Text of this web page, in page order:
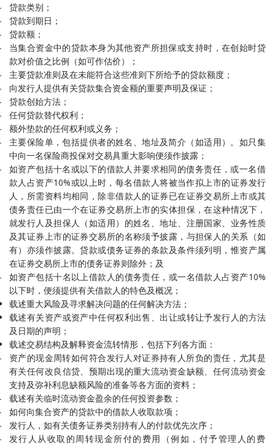
贷款类别；
贷款到期日；
贷款额；
当集合资金中的贷款本身为其他资产所担保或支持时，在创始时贷
款对价值之比例（如可作估价）；
主要贷款准则及在未能符合这些准则下所给予的贷款额度；
向发行人提供有关贷款集合资金额的重要声明及保证；
贷款创始方法；
任何贷款替代权利；
额外垫款的任何权利或义务；
主要保险单，包括提供者的姓名、地址及简介（如适用）。如只集
中向一名保险商投保对交易具重大影响便须作披露；
如资产包括十名或以下的借款人并要求相同的债务责任，或一名借
款人占资产10%或以上时，每名借款人将被当作拟上市的证券发行
人，所需资料均相同，除非借款人的证券已在证券交易所上市或其
债务责任已由一个在证券交易所上市的实体担保，在这种情况下，
就发行人及担保人（如适用）的姓名、地址、注册国家、业务性质
及其证券上市的证券交易所的名称须予披露，与担保人的关系（如
有）亦须作披露。贷款或债务证券的条款及条件须列明，惟资产属
在证券交易所上市的债务证券则除外；及
如资产包括十名以上借款人的债务责任，或一名借款人占资产10%
以下时，便须提供有关借款人的特色及概况；
载述重大风险及寻求解决问题的任何解决方法；
载述有关资产或资产中任何权利出售、出让或转让予发行人的方法
及日期的声明；
载述交易结构及解释资金流转情形，包括下列各方面：
资产的现金周转如何符合发行人对证券持有人所负的责任，尤其是
有关任何改良信贷、预期出现的重大流动资金缺额、任何流动资金
支持及弥补利息缺额风险的准备等各方面的资料；
载述有关临时流动资金盈余的任何投资参数；
如何向集合资产的贷款中的借款人收取款项；
发行人，如有关债务证券类别持有人的付款优先次序；
发行人从收取的周转现金所付的费用（例如，付予管理人的费